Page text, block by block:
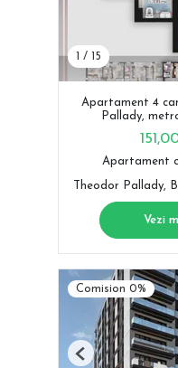
/ 15
Apartament 4
Pallady,
Apartament
Theodor Pallady,
Vezi
Comision 0%
Previous